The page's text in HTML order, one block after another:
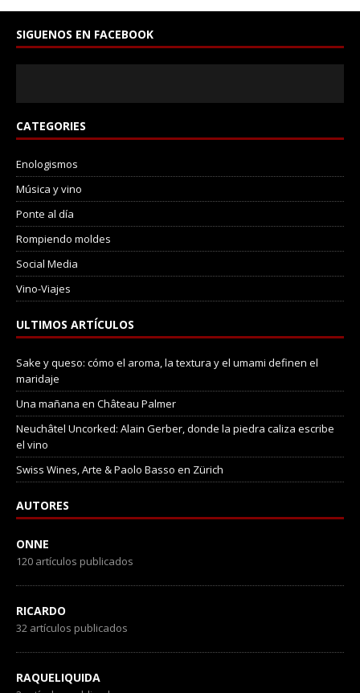
SIGUENOS EN FACEBOOK
CATEGORIES
Enologismos
Música y vino
Ponte al día
Rompiendo moldes
Social Media
Vino-Viajes
ULTIMOS ARTÍCULOS
Sake y queso: cómo el aroma, la textura y el umami definen el
maridaje
Una mañana en Château Palmer
Neuchâtel Uncorked: Alain Gerber, donde la piedra caliza escribe
el vino
Swiss Wines, Arte & Paolo Basso en Zürich
AUTORES
ONNE
120 artículos publicados
RICARDO
32 artículos publicados
RAQUELIQUIDA